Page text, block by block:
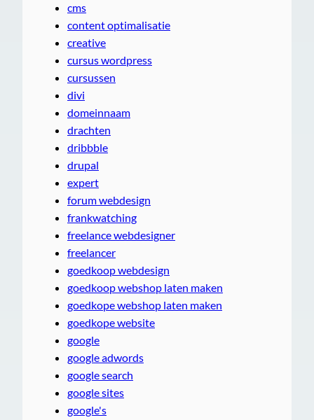
cms
content optimalisatie
creative
cursus wordpress
cursussen
divi
domeinnaam
drachten
dribbble
drupal
expert
forum webdesign
frankwatching
freelance webdesigner
freelancer
goedkoop webdesign
goedkoop webshop laten maken
goedkope webshop laten maken
goedkope website
google
google adwords
google search
google sites
google's